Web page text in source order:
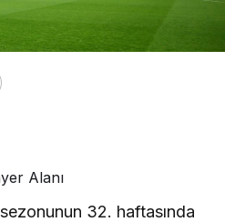
Alanı
32. haftasında